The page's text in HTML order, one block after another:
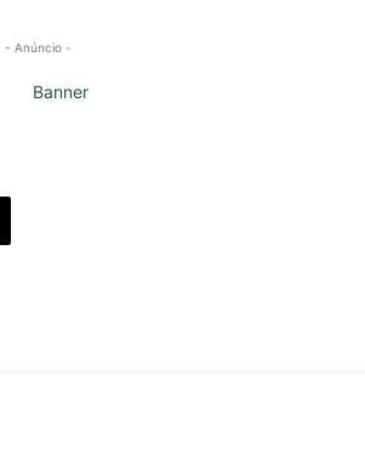
- Anúncio -